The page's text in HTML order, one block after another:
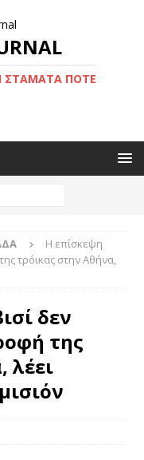
ΣΤΑΜΑΤΆ ΠΟΤΈ
Η επίσκεψη
τρόικας στην Αθήνα,
δεν
της
λέει